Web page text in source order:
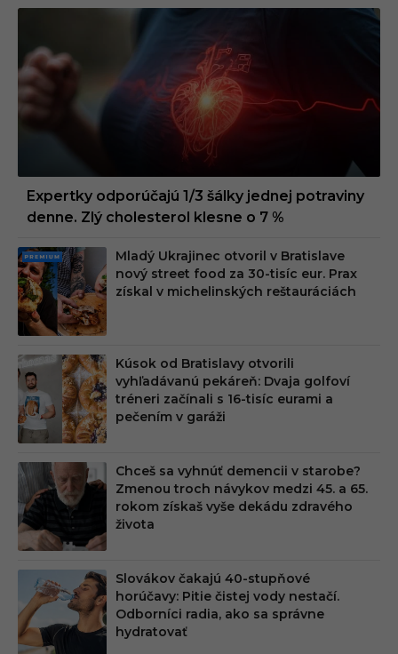
Expertky odporúčajú 1/3 šálky jednej potraviny
denne. Zlý cholesterol klesne o 7 %
PRE
MIU
M
Mladý Ukrajinec otvoril v Bratislave
nový street food za 30-tisíc eur. Prax
získal v michelinských reštauráciách
Kúsok od Bratislavy otvorili
vyhľadávanú pekáreň: Dvaja golfoví
tréneri začínali s 16-tisíc eurami a
pečením v garáži
Chceš sa vyhnúť demencii v starobe?
Zmenou troch návykov medzi 45. a 65.
rokom získaš vyše dekádu zdravého
života
Slovákov čakajú 40-stupňové
horúčavy: Pitie čistej vody nestačí.
Odborníci radia, ako sa správne
hydratovať